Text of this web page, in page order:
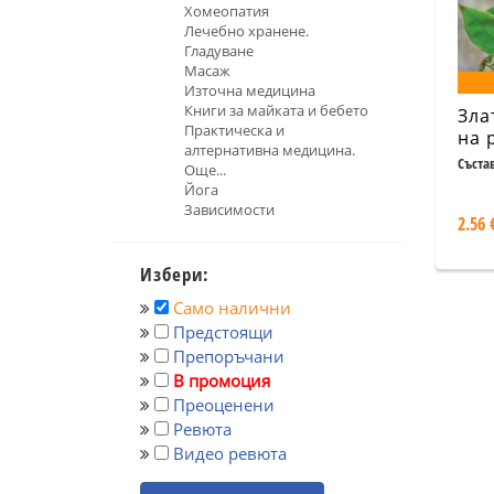
Хомеопатия
Лечебно хранене.
Гладуване
Масаж
Източна медицина
Книги за майката и бебето
Практическа и
алтернативна медицина.
Още...
Йога
Зависимости
Избери:
Само налични
Предстоящи
Препоръчани
В промоция
Преоценени
Ревюта
Видео ревюта
на
2.56